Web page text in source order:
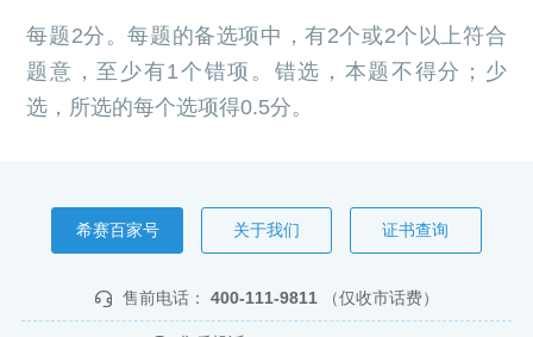
每题2分。每题的备选项中，有2个或2个以上符合
题意，至少有1个错项。错选，本题不得分；少
选，所选的每个选项得0.5分。
希赛百家号 关于我们 证书查询
售前电话： 400-111-9811 （仅收市话费）